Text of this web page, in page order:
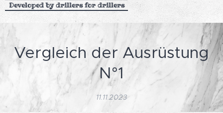
Developed by drillers for drillers
Vergleich der Ausrüstung
N°1
11.11.2023